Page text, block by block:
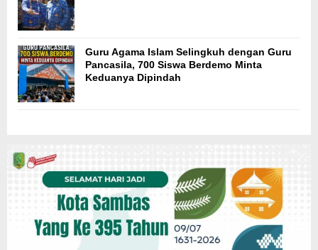
Guru Agama Islam Selingkuh dengan Guru
Pancasila, 700 Siswa Berdemo Minta
Keduanya Dipindah